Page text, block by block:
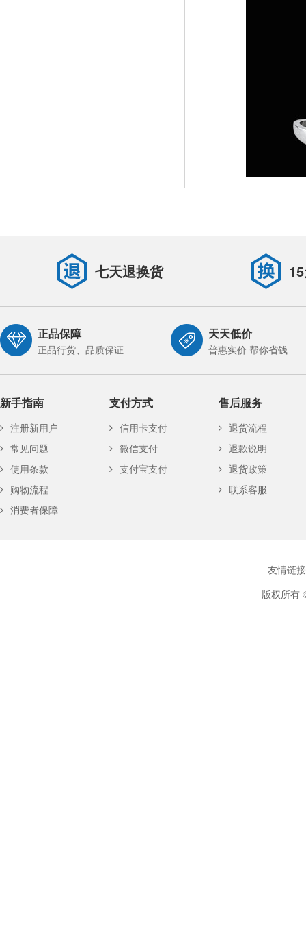
七天退换货
正品保障
正品行货、品质保证
天天低价
普惠实价 帮你省钱
新手指南
注册新用户
常见问题
使用条款
购物流程
消费者保障
支付方式
信用卡支付
微信支付
支付宝支付
售后服务
退货流程
退款说明
退货政策
联系客服
友情链
版权所有